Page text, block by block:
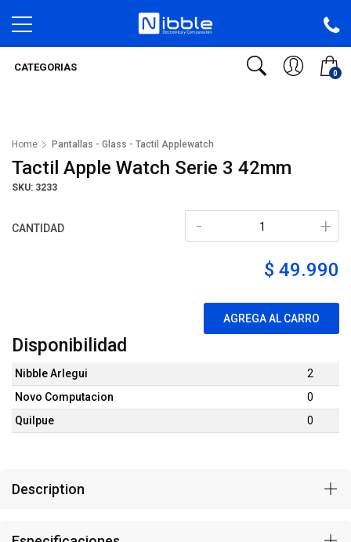
0
CATEGORIAS
Home Pantallas - Glass - Tactil Applewatch
Tactil Apple Watch Serie 3 42mm
SKU: 3233
CANTIDAD +
-
$ 49.990
AGREGA AL CARRO
Disponibilidad
Nibble Arlegui
2
Novo Computacion
0
Quilpue
0
Description